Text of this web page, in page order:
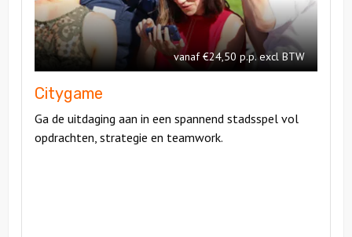
vanaf €24,50 p.p. excl BTW
Citygame
Ga de uitdaging aan in een spannend stadsspel vol
opdrachten, strategie en teamwork.